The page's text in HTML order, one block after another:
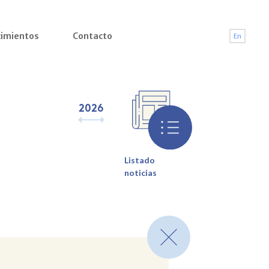
Contacto En
2026 2024 2023
Listado
noticias